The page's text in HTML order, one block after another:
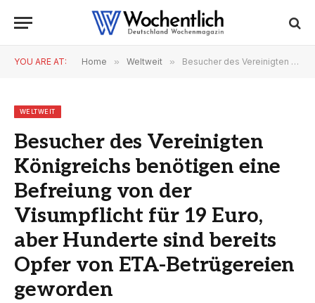
YOU ARE AT: Home » Weltweit » Besucher des Vereinigten Königreichs benötigen eine Befreiung von der Visumpflicht für 19 Euro, aber Hunderte sind bereits Opfer von ETA-Betrügereien geworden
WELTWEIT
Besucher des Vereinigten
Königreichs benötigen eine
Befreiung von der
Visumpflicht für 19 Euro,
aber Hunderte sind bereits
Opfer von ETA-Betrügereien
geworden